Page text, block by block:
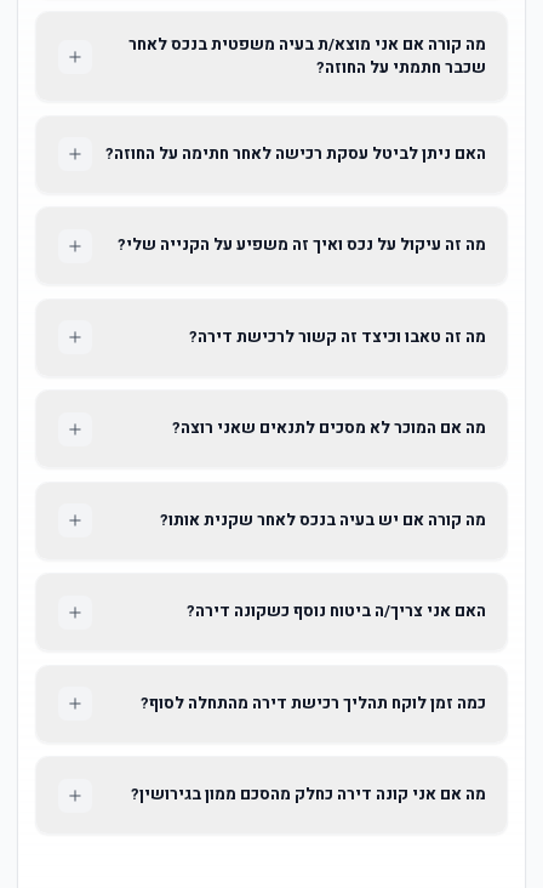
מה קורה אם אני מוצא/ת בעיה משפטית בנכס לאחר
שכבר חתמתי על החוזה?
האם ניתן לביטל עסקת רכישה לאחר חתימה על החוזה?
מה זה עיקול על נכס ואיך זה משפיע על הקנייה שלי?
מה זה טאבו וכיצד זה קשור לרכישת דירה?
מה אם המוכר לא מסכים לתנאים שאני רוצה?
מה קורה אם יש בעיה בנכס לאחר שקנית אותו?
האם אני צריך/ה ביטוח נוסף כשקונה דירה?
כמה זמן לוקח תהליך רכישת דירה מהתחלה לסוף?
מה אם אני קונה דירה כחלק מהסכם ממון בגירושין?